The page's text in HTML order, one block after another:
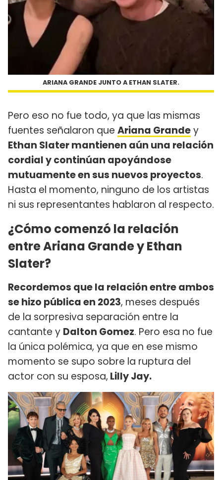
ARIANA GRANDE JUNTO A ETHAN SLATER.
Pero eso no fue todo, ya que las mismas
fuentes señalaron que Ariana Grandey
Ethan Slater mantienen aún una relación
cordial y continúan apoyándose
mutuamente en sus nuevos proyectos.
Hasta el momento, ninguno de los artistas
ni sus representantes hablaron al respecto.
¿Cómo comenzó la relación
entre Ariana Grande y Ethan
Slater?
Recordemos que la relación entre ambos
se hizo pública en 2023, meses después
de la sorpresiva separación entre la
cantante y Dalton Gomez. Pero esa no fue
la única polémica, ya que en ese mismo
momento se supo sobre la ruptura del
actor con su esposa, Lilly Jay.